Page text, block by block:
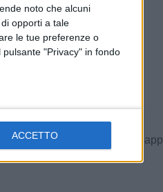
noto che alcuni
opporti a tale
le tue preferenze o
"Privacy" in fondo
ACCETTO
tosse, febbricola, astenia,